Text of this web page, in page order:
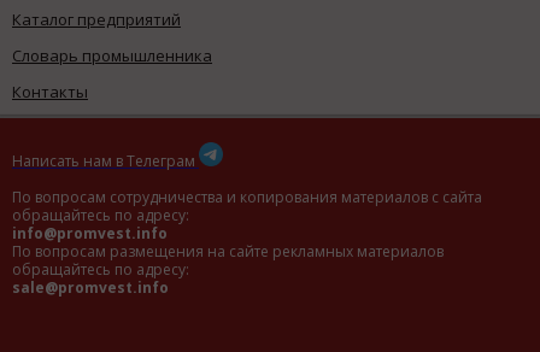
Каталог предприятий
Словарь промышленника
Контакты
Написать нам в Телеграм
По вопросам сотрудничества и копирования материалов с сайта
обращайтесь по адресу:
info@promvest.info
По вопросам размещения на сайте рекламных материалов
обращайтесь по адресу:
sale@promvest.info